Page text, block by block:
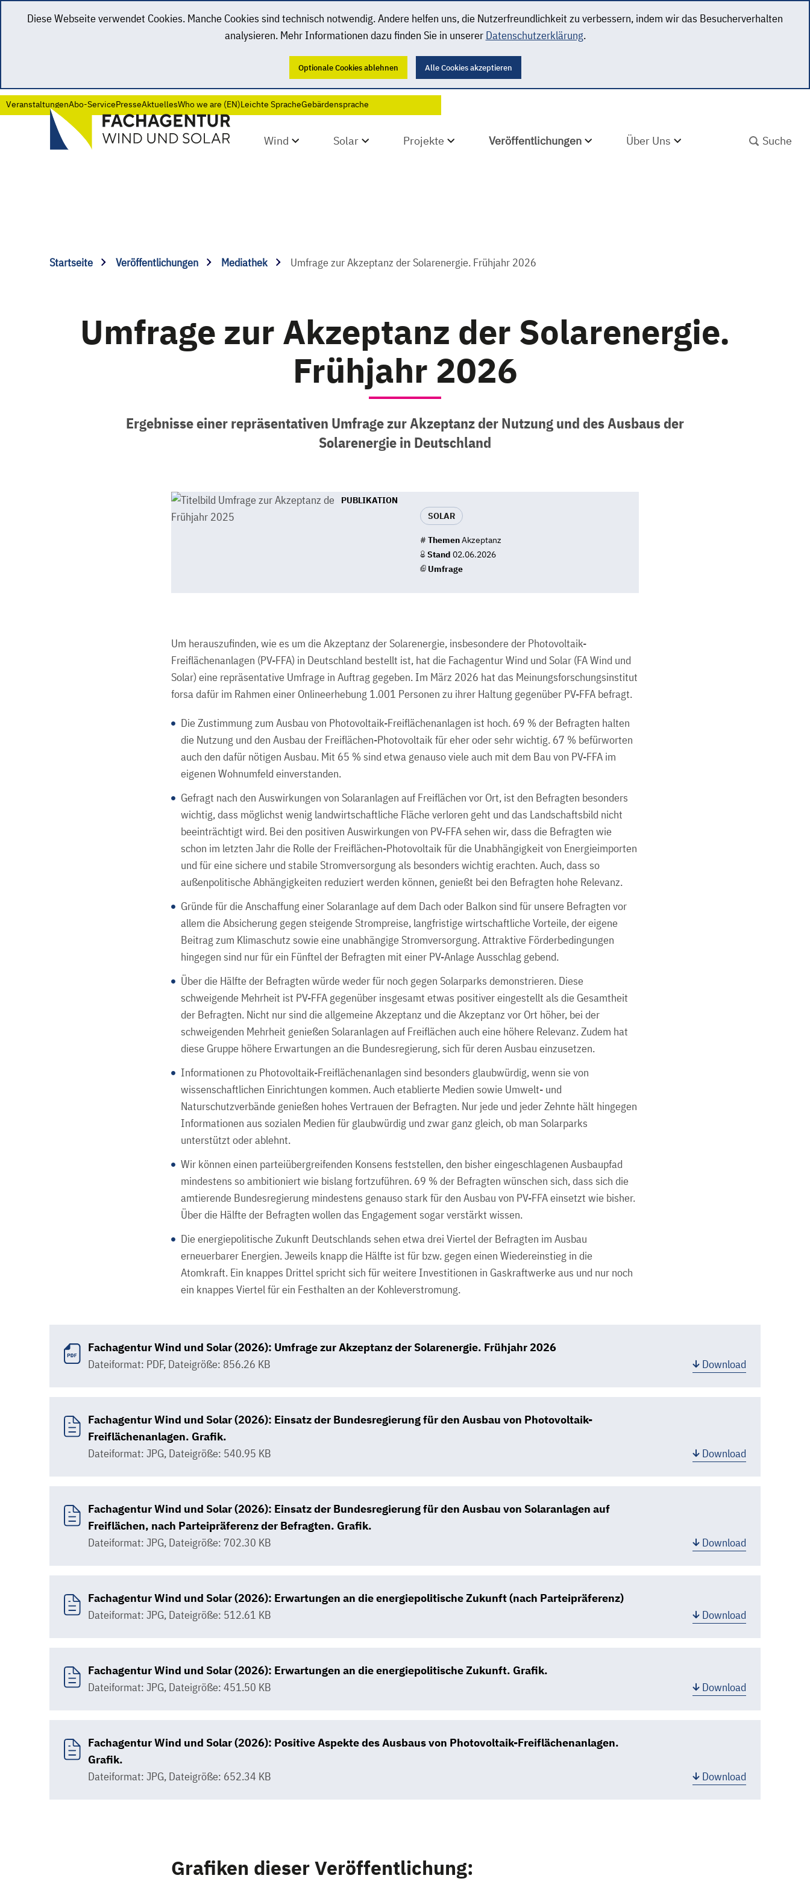
Diese Webseite verwendet Cookies. Manche Cookies sind technisch notwendig. Andere helfen uns, die Nutzerfreundlichkeit zu verbessern, indem wir das Besucherverhalten
analysieren. Mehr Informationen dazu finden Sie in unserer Datenschutzerklärung.
Optionale Cookies ablehnen Alle Cookies akzeptieren
VeranstaltungenAbo-ServicePresseAktuellesWho we are (EN)Leichte SpracheGebärdensprache
Wind Solar Projekte Veröffentlichungen Über Uns
Startseite Veröffentlichungen Mediathek Umfrage zur Akzeptanz der Solarenergie. Frühjahr 2026
Umfrage zur Akzeptanz der Solarenergie.
Frühjahr 2026
Ergebnisse einer repräsentativen Umfrage zur Akzeptanz der Nutzung und des Ausbaus der
Solarenergie in Deutschland
PUBLIKATION
SOLAR
# ThemenAkzeptanz
Stand 02.06.2026
Umfrage
Um herauszufinden, wie es um die Akzeptanz der Solarenergie, insbesondere der Photovoltaik-
Freiflächenanlagen (PV-FFA) in Deutschland bestellt ist, hat die Fachagentur Wind und Solar (FA Wind und
Solar) eine repräsentative Umfrage in Auftrag gegeben. Im März 2026 hat das Meinungsforschungsinstitut
forsa dafür im Rahmen einer Onlineerhebung 1.001 Personen zu ihrer Haltung gegenüber PV-FFA befragt.
Die Zustimmung zum Ausbau von Photovoltaik-Freiflächenanlagen ist hoch. 69 % der Befragten halten
die Nutzung und den Ausbau der Freiflächen-Photovoltaik für eher oder sehr wichtig. 67 % befürworten
auch den dafür nötigen Ausbau. Mit 65 % sind etwa genauso viele auch mit dem Bau von PV-FFA im
eigenen Wohnumfeld einverstanden.
Gefragt nach den Auswirkungen von Solaranlagen auf Freiflächen vor Ort, ist den Befragten besonders
wichtig, dass möglichst wenig landwirtschaftliche Fläche verloren geht und das Landschaftsbild nicht
beeinträchtigt wird. Bei den positiven Auswirkungen von PV-FFA sehen wir, dass die Befragten wie
schon im letzten Jahr die Rolle der Freiflächen-Photovoltaik für die Unabhängigkeit von Energieimporten
und für eine sichere und stabile Stromversorgung als besonders wichtig erachten. Auch, dass so
außenpolitische Abhängigkeiten reduziert werden können, genießt bei den Befragten hohe Relevanz.
Gründe für die Anschaffung einer Solaranlage auf dem Dach oder Balkon sind für unsere Befragten vor
allem die Absicherung gegen steigende Strompreise, langfristige wirtschaftliche Vorteile, der eigene
Beitrag zum Klimaschutz sowie eine unabhängige Stromversorgung. Attraktive Förderbedingungen
hingegen sind nur für ein Fünftel der Befragten mit einer PV-Anlage Ausschlag gebend.
Über die Hälfte der Befragten würde weder für noch gegen Solarparks demonstrieren. Diese
schweigende Mehrheit ist PV-FFA gegenüber insgesamt etwas positiver eingestellt als die Gesamtheit
der Befragten. Nicht nur sind die allgemeine Akzeptanz und die Akzeptanz vor Ort höher, bei der
schweigenden Mehrheit genießen Solaranlagen auf Freiflächen auch eine höhere Relevanz. Zudem hat
diese Gruppe höhere Erwartungen an die Bundesregierung, sich für deren Ausbau einzusetzen.
Informationen zu Photovoltaik-Freiflächenanlagen sind besonders glaubwürdig, wenn sie von
wissenschaftlichen Einrichtungen kommen. Auch etablierte Medien sowie Umwelt- und
Naturschutzverbände genießen hohes Vertrauen der Befragten. Nur jede und jeder Zehnte hält hingegen
Informationen aus sozialen Medien für glaubwürdig und zwar ganz gleich, ob man Solarparks
unterstützt oder ablehnt.
Wir können einen parteiübergreifenden Konsens feststellen, den bisher eingeschlagenen Ausbaupfad
mindestens so ambitioniert wie bislang fortzuführen. 69 % der Befragten wünschen sich, dass sich die
amtierende Bundesregierung mindestens genauso stark für den Ausbau von PV-FFA einsetzt wie bisher.
Über die Hälfte der Befragten wollen das Engagement sogar verstärkt wissen.
Die energiepolitische Zukunft Deutschlands sehen etwa drei Viertel der Befragten im Ausbau
erneuerbarer Energien. Jeweils knapp die Hälfte ist für bzw. gegen einen Wiedereinstieg in die
Atomkraft. Ein knappes Drittel spricht sich für weitere Investitionen in Gaskraftwerke aus und nur noch
ein knappes Viertel für ein Festhalten an der Kohleverstromung.
Fachagentur Wind und Solar (2026): Umfrage zur Akzeptanz der Solarenergie. Frühjahr 2026
Dateiformat: PDF, Dateigröße: 856.26 KB Download
Fachagentur Wind und Solar (2026): Einsatz der Bundesregierung für den Ausbau von Photovoltaik-
Freiflächenanlagen. Grafik.
Dateiformat: JPG, Dateigröße: 540.95 KB Download
Fachagentur Wind und Solar (2026): Einsatz der Bundesregierung für den Ausbau von Solaranlagen auf
Freiflächen, nach Parteipräferenz der Befragten. Grafik.
Dateiformat: JPG, Dateigröße: 702.30 KB Download
Fachagentur Wind und Solar (2026): Erwartungen an die energiepolitische Zukunft (nach Parteipräferenz)
Dateiformat: JPG, Dateigröße: 512.61 KB Download
Fachagentur Wind und Solar (2026): Erwartungen an die energiepolitische Zukunft. Grafik.
Dateiformat: JPG, Dateigröße: 451.50 KB Download
Fachagentur Wind und Solar (2026): Positive Aspekte des Ausbaus von Photovoltaik-Freiflächenanlagen.
Grafik.
Dateiformat: JPG, Dateigröße: 652.34 KB Download
Grafiken dieser Veröffentlichung: